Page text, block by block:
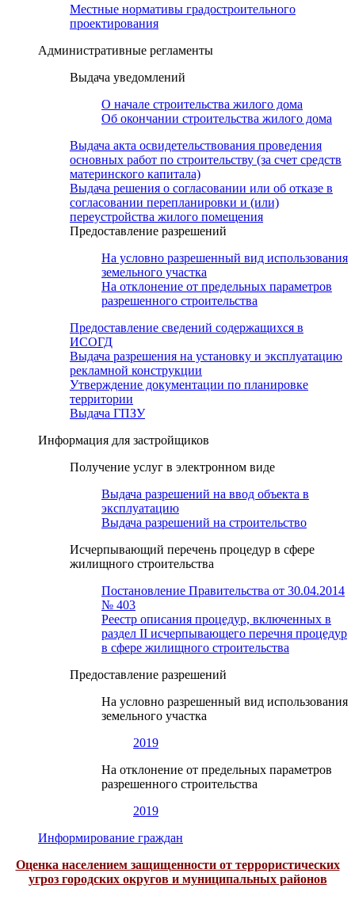
Местные нормативы градостроительного
проектирования
Административные регламенты
Выдача уведомлений
О начале строительства жилого дома
Об окончании строительства жилого дома
Выдача акта освидетельствования проведения
основных работ по строительству (за счет средств
материнского капитала)
Выдача решения о согласовании или об отказе в
согласовании перепланировки и (или)
переустройства жилого помещения
Предоставление разрешений
На условно разрешенный вид использования
земельного участка
На отклонение от предельных параметров
разрешенного строительства
Предоставление сведений содержащихся в
ИСОГД
Выдача разрешения на установку и эксплуатацию
рекламной конструкции
Утверждение документации по планировке
территории
Выдача ГПЗУ
Информация для застройщиков
Получение услуг в электронном виде
Выдача разрешений на ввод объекта в
эксплуатацию
Выдача разрешений на строительство
Исчерпывающий перечень процедур в сфере
жилищного строительства
Постановление Правительства от 30.04.2014
№ 403
Реестр описания процедур, включенных в
раздел II исчерпывающего перечня процедур
в сфере жилищного строительства
Предоставление разрешений
На условно разрешенный вид использования
земельного участка
2019
На отклонение от предельных параметров
разрешенного строительства
2019
Информирование граждан
Оценка населением защищенности от террористических
угроз городских округов и муниципальных районов